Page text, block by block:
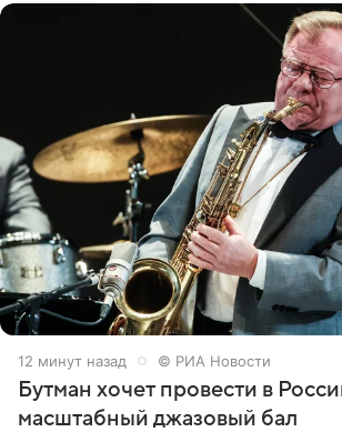
13 минут назад © РИА Новости
Бутман хочет провести в
масштабный джазовый бал